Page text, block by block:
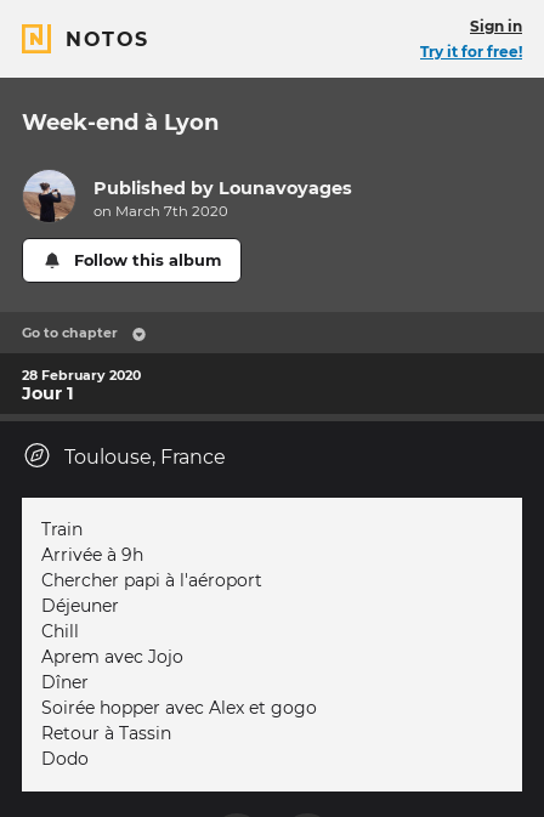
NOTOS
Sign in
Try it for free!
Week-end à Lyon
Published by Lounavoyages
on March 7th 2020
Follow this album
Go to chapter
28 February 2020
Jour 1
Toulouse, France
Train
Arrivée à 9h
Chercher papi à l'aéroport
Déjeuner
Chill
Aprem avec Jojo
Dîner
Soirée hopper avec Alex et gogo
Retour à Tassin
Dodo